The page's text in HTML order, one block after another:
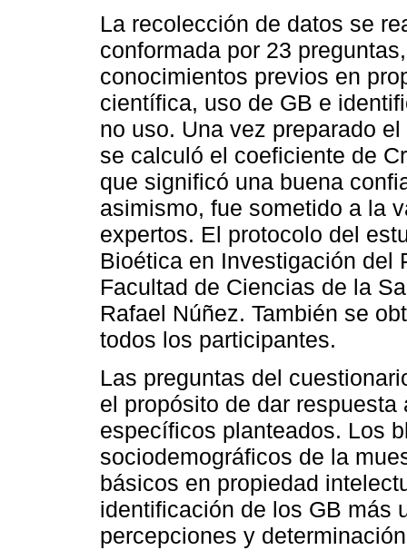
La recolección de datos se
conformada por 23
conocimientos previos en
científica, uso de GB e
no uso. Una vez preparado
se calculó el coeficiente de
que significó una buena
asimismo, fue sometido a la
expertos. El protocolo del
Bioética en Investigación del
Facultad de Ciencias de la
Rafael Núñez. También se
todos los participantes.
Las preguntas del
el propósito de dar
específicos planteados. Los
sociodemográficos de la
básicos en propiedad
identificación de los GB más
percepciones y